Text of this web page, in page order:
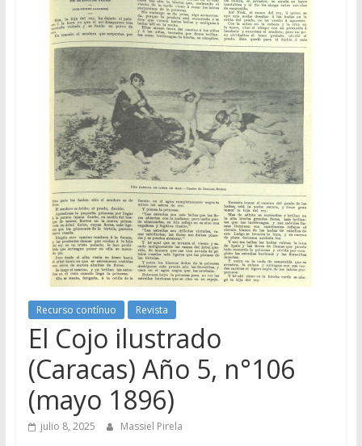
Recurso contínuo Revista
El Cojo ilustrado
(Caracas) Año 5, n°106
(mayo 1896)
julio 8, 2025 Massiel Pirela